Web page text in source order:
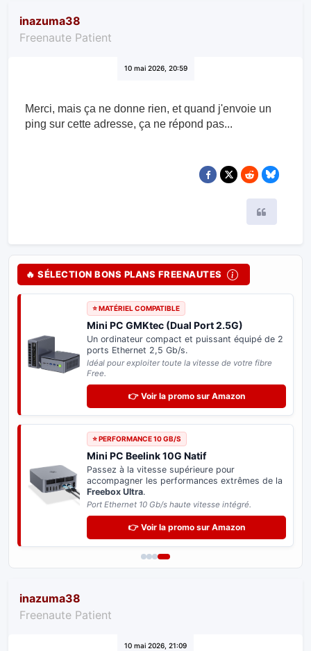
inazuma38
Merci, mais ça ne donne rien, et quand j'envoie un
Citer
🔥 SÉLECTION BONS PLANS FREENAUTES
Adaptateur USB-C 2.5 Gb/s
Boostez votre Freebox Pop ou Ultra
enfin du plein débit de 2,5 Gb/s en filaire sur
votre PC.
Plug & Play : reconnu directement sans aucun pilote.
👉 Voir la promo sur Amazon
⭐ SPÉCIAL DELTA & ULTRA
Switch Réseau 2.5 Gb/s
Distribuez le très haut débit sur tous vos
équipements informatiques sans perte de
vitesse.
Indispensable pour exploiter le potentiel de votre
👉 Voir la promo sur Amazon
inazuma38